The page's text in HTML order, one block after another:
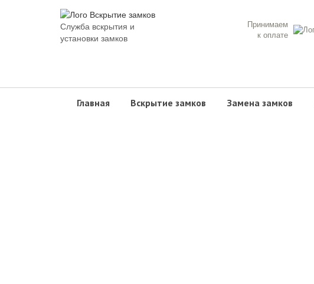
Служба вскрытия и
установки замков
Принимаем
к оплате
Главная Вскрытие замков Замена замков